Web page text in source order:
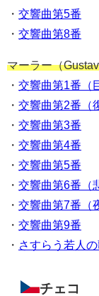
・ 交響曲第5番
・ 交響曲第8番
マーラー（
・ 交響曲第1番（
・ 交響曲第2番（
・ 交響曲第3番
・ 交響曲第4番
・ 交響曲第5番
・ 交響曲第6番（
・ 交響曲第7番（
・ 交響曲第9番
・ さすらう若人の
チェコ